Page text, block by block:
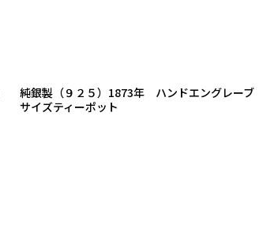
純銀製（９２５）1873年 ハンドエングレー
サイズティーポット